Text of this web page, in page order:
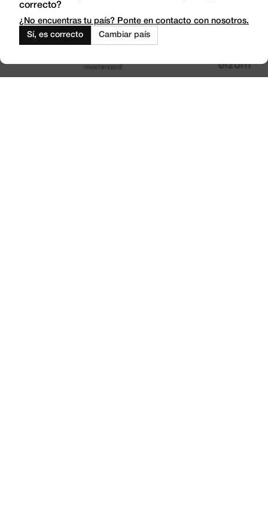
Trabaja con Nosotros
Outlet
correcto?
¿No encuentras tu país? Ponte en contacto con nosotros.
Sí, es correcto
Cambiar país